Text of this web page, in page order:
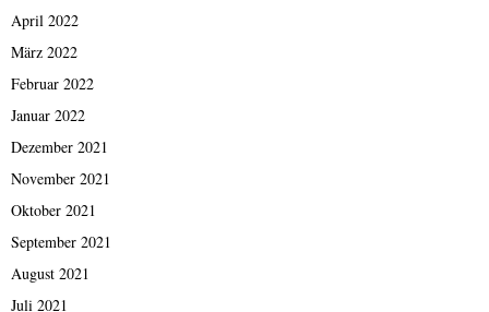
April 2022
März 2022
Februar 2022
Januar 2022
Dezember 2021
November 2021
Oktober 2021
September 2021
August 2021
Juli 2021